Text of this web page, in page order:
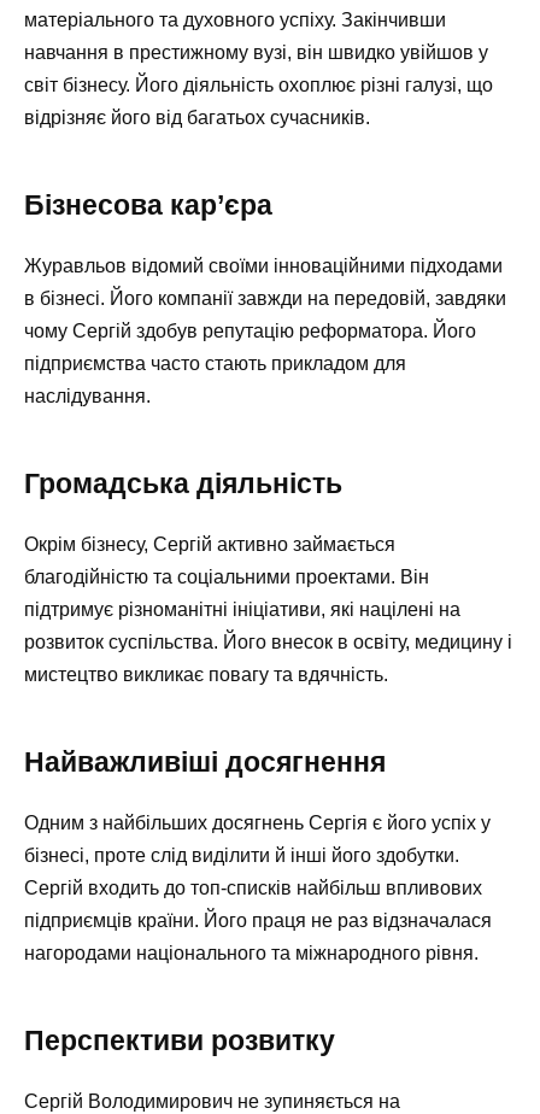
матеріального та духовного успіху. Закінчивши
навчання в престижному вузі, він швидко увійшов у
світ бізнесу. Його діяльність охоплює різні галузі, що
відрізняє його від багатьох сучасників.
Бізнесова кар’єра
Журавльов відомий своїми інноваційними підходами
в бізнесі. Його компанії завжди на передовій, завдяки
чому Сергій здобув репутацію реформатора. Його
підприємства часто стають прикладом для
наслідування.
Громадська діяльність
Окрім бізнесу, Сергій активно займається
благодійністю та соціальними проектами. Він
підтримує різноманітні ініціативи, які націлені на
розвиток суспільства. Його внесок в освіту, медицину і
мистецтво викликає повагу та вдячність.
Найважливіші досягнення
Одним з найбільших досягнень Сергія є його успіх у
бізнесі, проте слід виділити й інші його здобутки.
Сергій входить до топ-списків найбільш впливових
підприємців країни. Його праця не раз відзначалася
нагородами національного та міжнародного рівня.
Перспективи розвитку
Сергій Володимирович не зупиняється на